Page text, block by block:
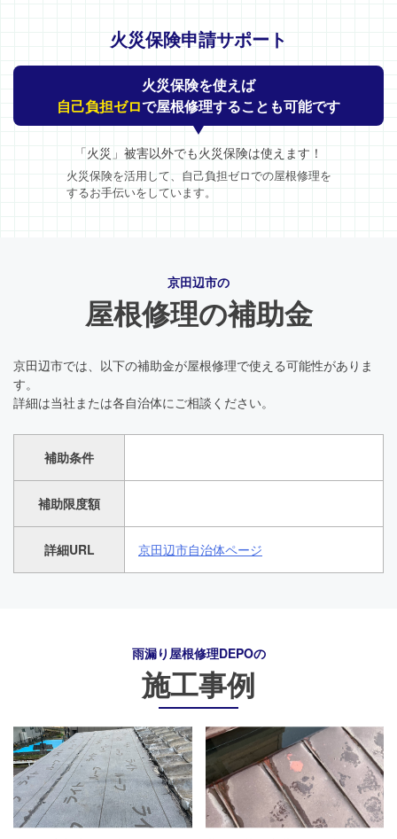
火災保険申請サポート
火災保険を使えば
自己負担ゼロで屋根修理することも可能です
「火災」被害以外でも火災保険は使えます！
火災保険を活用して、自己負担ゼロでの屋根修理を
するお手伝いをしています。
京田辺市の
屋根修理の補助金
京田辺市では、以下の補助金が屋根修理で使える可能性がありま
す。
詳細は当社または各自治体にご相談ください。
補助条件
補助限度額
詳細URL 京田辺市自治体ページ
雨漏り屋根修理DEPOの
施工事例